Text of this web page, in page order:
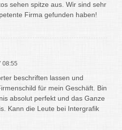
sehen spitze aus. Wir sind sehr
Firma gefunden haben!
08:55
beschriften lassen und
für mein Geschäft. Bin
absolut perfekt und das Ganze
Kann die Leute bei Intergrafik